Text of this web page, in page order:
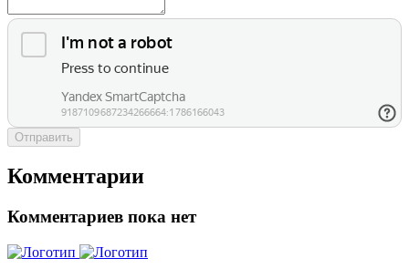
Отправить
Комментарии
Комментариев пока нет